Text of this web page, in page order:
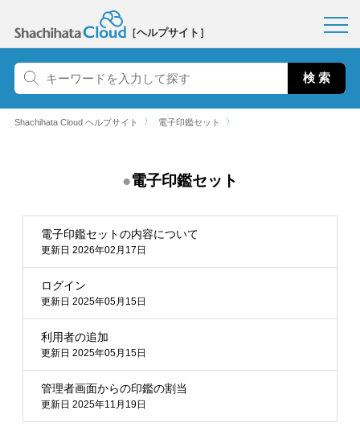
［ヘルプサイト］
Shachihata Cloud ヘルプサイト 〉 電子印鑑セット 〉
電子印鑑セット
電子印鑑セットの内容について
更新日 2026年02月17日
ログイン
更新日 2025年05月15日
利用者の追加
更新日 2025年05月15日
管理者画面からの印鑑の割当
更新日 2025年11月19日